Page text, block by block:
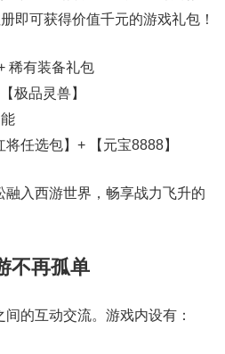
即可获得价值千元的游戏礼包！
稀有装备礼包
极品灵兽】
任选包】+ 【元宝8888】
入西游世界，畅享战力飞升的
不再孤单
间的互动交流。游戏内设有：